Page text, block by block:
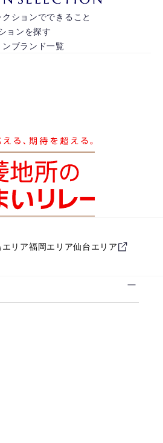
ションでできること
ョンを探す
ンブランド一覧
エリア福岡エリア仙台エリア